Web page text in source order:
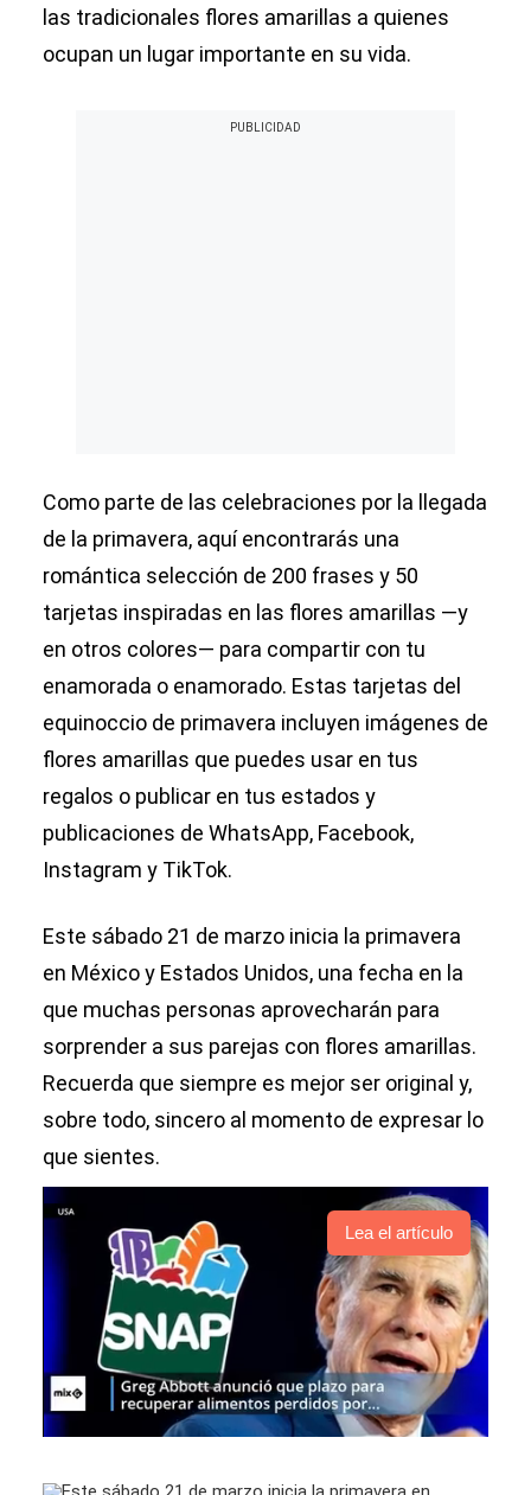
las tradicionales flores amarillas a quienes
ocupan un lugar importante en su vida.
Como parte de las celebraciones por la llegada
de la primavera, aquí encontrarás una
romántica selección de 200 frases y 50
tarjetas inspiradas en las flores amarillas —y
en otros colores— para compartir con tu
enamorada o enamorado. Estas tarjetas del
equinoccio de primavera incluyen imágenes de
flores amarillas que puedes usar en tus
regalos o publicar en tus estados y
publicaciones de WhatsApp, Facebook,
Instagram y TikTok.
Este sábado 21 de marzo inicia la primavera
en México y Estados Unidos, una fecha en la
que muchas personas aprovecharán para
sorprender a sus parejas con flores amarillas.
Recuerda que siempre es mejor ser original y,
sobre todo, sincero al momento de expresar lo
que sientes.
Lea el artículo